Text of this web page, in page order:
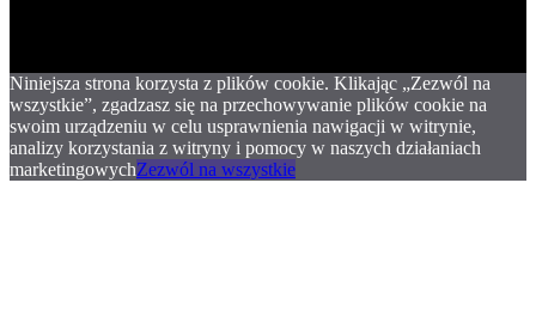
Niniejsza strona korzysta z plików cookie. Klikając „Zezwól na
wszystkie”, zgadzasz się na przechowywanie plików cookie na
swoim urządzeniu w celu usprawnienia nawigacji w witrynie,
analizy korzystania z witryny i pomocy w naszych działaniach
marketingowychZezwól na wszystkie